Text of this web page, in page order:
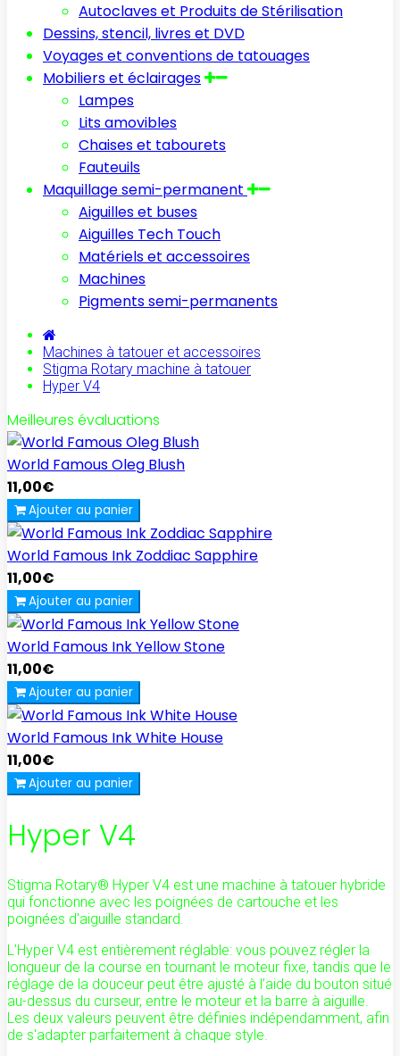
Autoclaves et Produits de Stérilisation
Dessins, stencil, livres et DVD
Voyages et conventions de tatouages
Mobiliers et éclairages
Lampes
Lits amovibles
Chaises et tabourets
Fauteuils
Maquillage semi-permanent
Aiguilles et buses
Aiguilles Tech Touch
Matériels et accessoires
Machines
Pigments semi-permanents
Machines à tatouer et accessoires
Stigma Rotary machine à tatouer
Hyper V4
Meilleures évaluations
World Famous Oleg Blush
11,00€
Ajouter au panier
World Famous Ink Zoddiac Sapphire
11,00€
Ajouter au panier
World Famous Ink Yellow Stone
11,00€
Ajouter au panier
World Famous Ink White House
11,00€
Ajouter au panier
Hyper V4
Stigma Rotary® Hyper V4 est une machine à tatouer hybride
qui fonctionne avec les poignées de cartouche et les
poignées d'aiguille standard.
L’Hyper V4 est entièrement réglable: vous pouvez régler la
longueur de la course en tournant le moteur fixe, tandis que le
réglage de la douceur peut être ajusté à l’aide du bouton situé
au-dessus du curseur, entre le moteur et la barre à aiguille.
Les deux valeurs peuvent être définies indépendamment, afin
de s'adapter parfaitement à chaque style.